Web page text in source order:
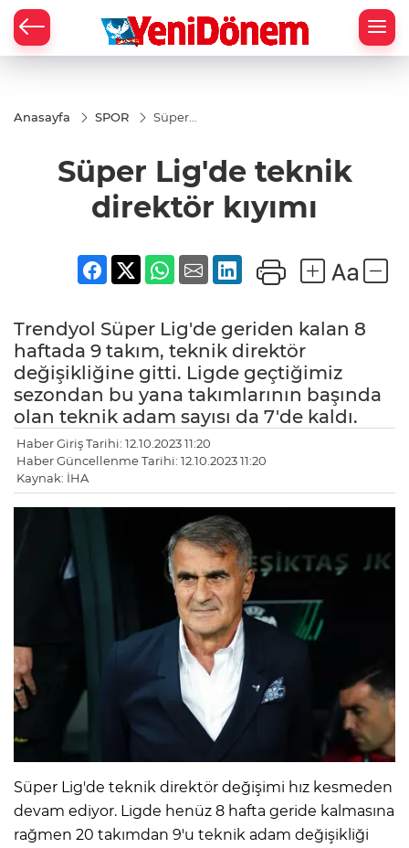
Anasayfa SPOR
Süper
direktör
kıyımı
Süper Lig'de teknik
direktör kıyımı
Trendyol Süper Lig'de geriden kalan 8
haftada 9 takım, teknik direktör
değişikliğine gitti. Ligde geçtiğimiz
sezondan bu yana takımlarının başında
olan teknik adam sayısı da 7'de kaldı.
Haber Giriş Tarihi: 12.10.2023 11:20
Haber Güncellenme Tarihi: 12.10.2023 11:20
Kaynak: İHA
Süper Lig'de teknik direktör değişimi hız kesmeden
devam ediyor. Ligde henüz 8 hafta geride kalmasına
rağmen 20 takımdan 9'u teknik adam değişikliği